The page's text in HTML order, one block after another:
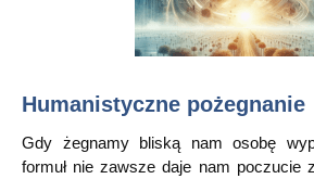
Humanistyczne pożegnanie
Gdy żegnamy bliską nam osobę
formuł nie zawsze daje nam poczucie